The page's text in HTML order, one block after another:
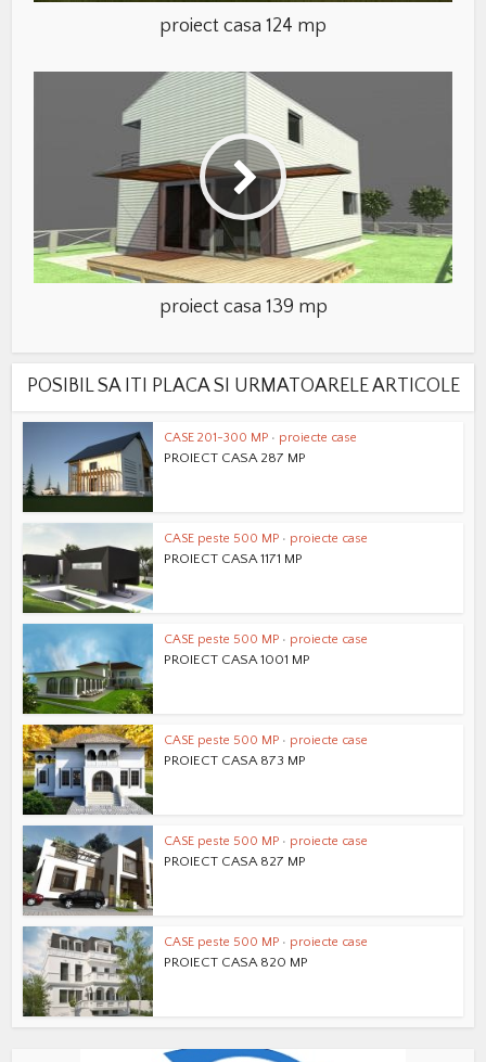
proiect casa 124 mp
proiect casa 139 mp
POSIBIL SA ITI PLACA SI URMATOARELE ARTICOLE
CASE 201-300 MP • proiecte case
PROIECT CASA 287 MP
CASE peste 500 MP • proiecte case
PROIECT CASA 1171 MP
CASE peste 500 MP • proiecte case
PROIECT CASA 1001 MP
CASE peste 500 MP • proiecte case
PROIECT CASA 873 MP
CASE peste 500 MP • proiecte case
PROIECT CASA 827 MP
CASE peste 500 MP • proiecte case
PROIECT CASA 820 MP